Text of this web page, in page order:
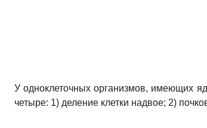
У одноклеточных организмов, имеющих
четыре: 1) деление клетки надвое; 2)